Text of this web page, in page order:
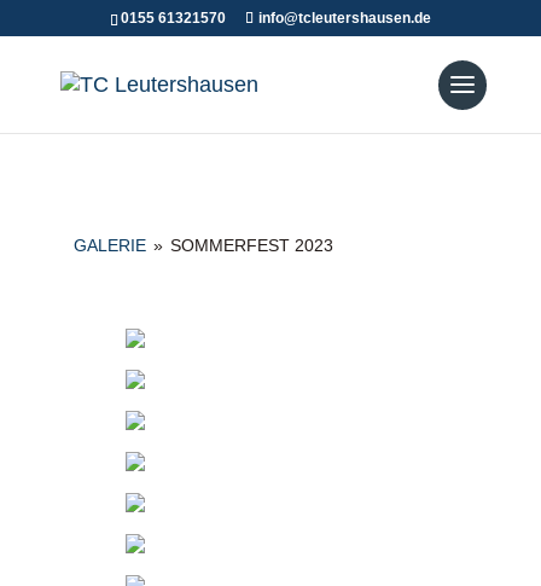
0155 61321570 info@tcleutershausen.de
GALERIE » SOMMERFEST 2023